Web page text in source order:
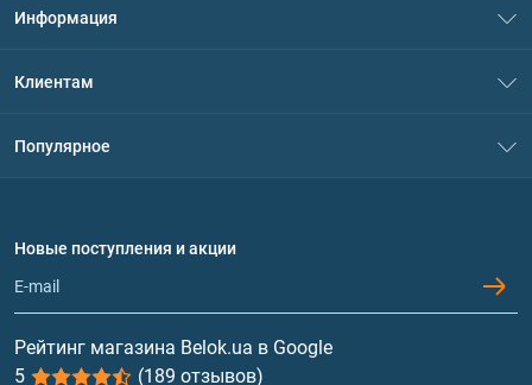
Информация
Политика конфиденциальности
Обмен и возврат
Клиентам
Популярное
Протеин
Гейнеры
Витамины и минералы
Новые поступления и акции
Рейтинг магазина Belok.ua в Google
5
(189 отзывов)